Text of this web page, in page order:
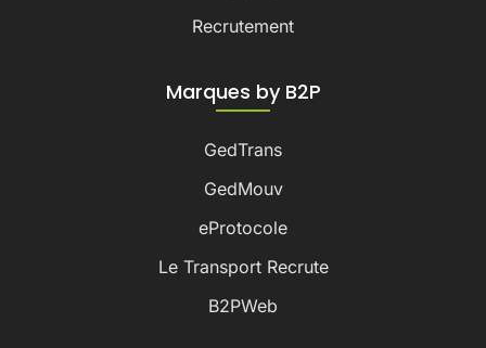
Recrutement
Marques by B2P
GedTrans
GedMouv
eProtocole
Le Transport Recrute
B2PWeb